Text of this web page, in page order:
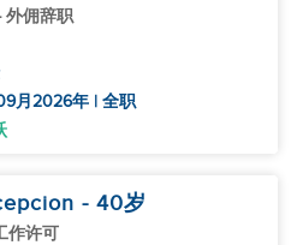
外佣辞职
月2026年 | 全职
- 40岁
作许可